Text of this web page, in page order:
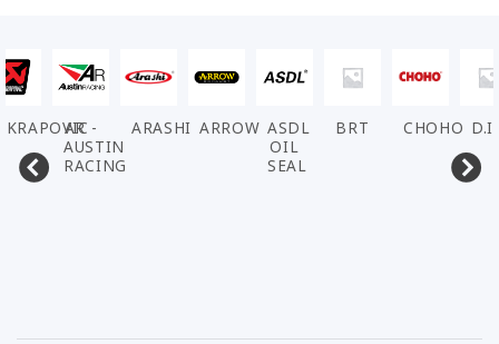
AR -
AUSTIN
RACING
ARASHI ARROW ASDL
OIL
SEAL
BRT CHOHO